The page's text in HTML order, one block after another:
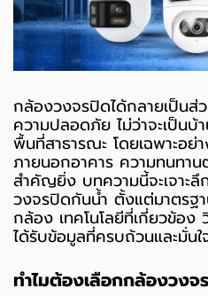
กล้องวงจรปิดได้กลายเป็น
ความปลอดภัย ไม่ว่าจะเป็น
พื้นที่สาธารณะ โดยเฉพาะอย่
ภายนอกอาคาร ความทนทา
สำคัญยิ่ง บทความนี้จะเจาะ
วงจรปิดกันน้ำ ตั้งแต่มาตรฐ
กล้อง เทคโนโลยีที่เกี่ยวข้อ
ได้รับข้อมูลที่ครบถ้วนและมั่น
ทำไมต้องเลือกกล้องวงจ